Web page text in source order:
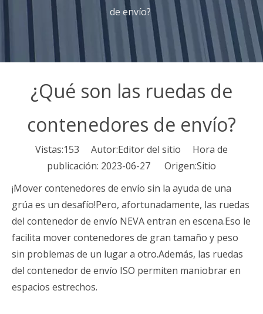
de envío?
¿Qué son las ruedas de
contenedores de envío?
Vistas:153 Autor:Editor del sitio Hora de
publicación: 2023-06-27 Origen:Sitio
¡Mover contenedores de envío sin la ayuda de una
grúa es un desafío!Pero, afortunadamente, las ruedas
del contenedor de envío NEVA entran en escena.Eso le
facilita mover contenedores de gran tamaño y peso
sin problemas de un lugar a otro.Además, las ruedas
del contenedor de envío ISO permiten maniobrar en
espacios estrechos.